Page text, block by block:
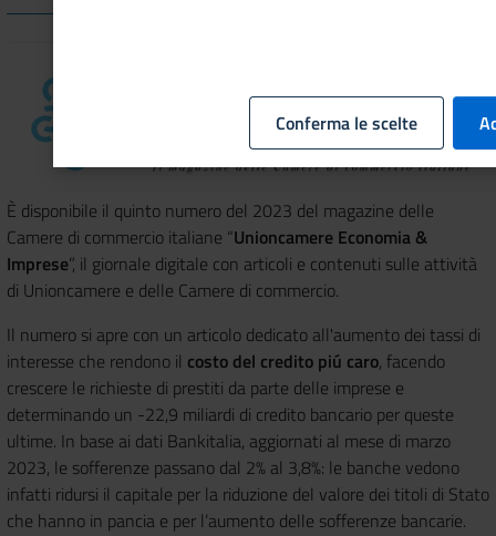
È disponibile il quinto numero del 2023 del magazine delle
Camere di commercio italiane “Unioncamere Economia &
Imprese”, il giornale digitale con articoli e contenuti sulle attività
di Unioncamere e delle Camere di commercio.
Il numero si apre con un articolo dedicato all'aumento dei tassi di
interesse che rendono il costo del credito piú caro, facendo
crescere le richieste di prestiti da parte delle imprese e
determinando un -22,9 miliardi di credito bancario per queste
ultime. In base ai dati Bankitalia, aggiornati al mese di marzo
2023, le sofferenze passano dal 2% al 3,8%: le banche vedono
infatti ridursi il capitale per la riduzione del valore dei titoli di Stato
che hanno in pancia e per l’aumento delle sofferenze bancarie.
Conferma le scelte